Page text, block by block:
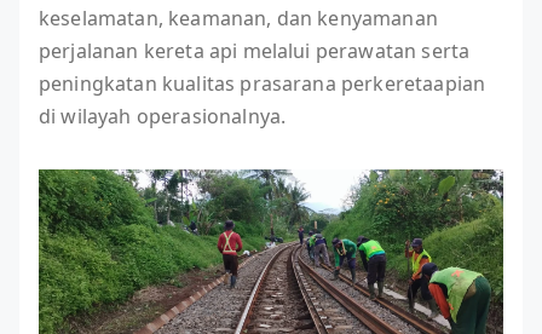
keselamatan, keamanan, dan kenyamanan
perjalanan kereta api melalui perawatan serta
peningkatan kualitas prasarana perkeretaapian
di wilayah operasionalnya.